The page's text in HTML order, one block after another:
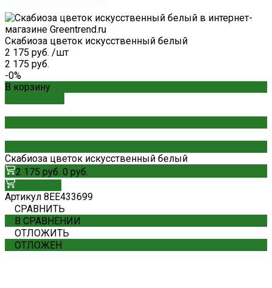
Скабиоза цветок искусственный белый
2 175 руб. /шт
2 175 руб.
-0%
В корзину
Скабиоза цветок искусственный белый
2 175 руб. 0 руб.
Артикул 8EE433699
СРАВНИТЬ
В СРАВНЕНИИ
ОТЛОЖИТЬ
ОТЛОЖЕН